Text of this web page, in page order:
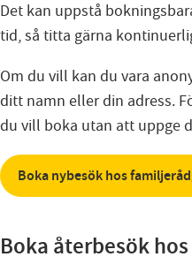
Det kan uppstå
tid, så titta gärna
Om du vill kan du vara
ditt namn eller din adress.
du vill boka utan att uppge
Boka nybesök hos
Boka återbesök